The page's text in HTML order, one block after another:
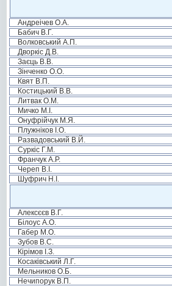
Андреічев О.А.
Бабич В.Г.
Волковський А.П.
Дворкіс Д.В.
Заєць В.В.
Зінченко О.О.
Квят В.П.
Костицький В.В.
Литвак О.М.
Мичко М.І.
Онуфрійчук М.Я.
Плужніков І.О.
Развадовський В.Й.
Суркіс Г.М.
Франчук А.Р.
Череп В.І.
Шуфрич Н.І.
Алексєєв В.Г.
Білоус А.О.
Габер М.О.
Зубов В.С.
Кірімов І.З.
Косаківський Л.Г.
Мельников О.Б.
Нечипорук В.П.